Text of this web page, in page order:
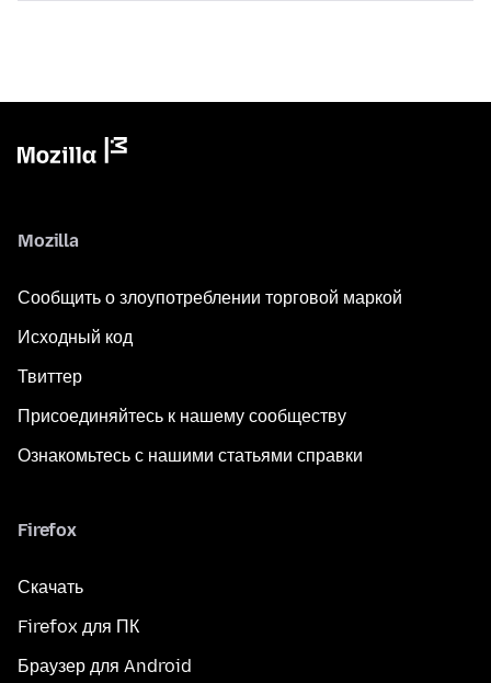
Mozilla
Сообщить о злоупотреблении торговой маркой
Исходный код
Твиттер
Присоединяйтесь к нашему сообществу
Ознакомьтесь с нашими статьями справки
Firefox
Скачать
Firefox для ПК
Браузер для Android